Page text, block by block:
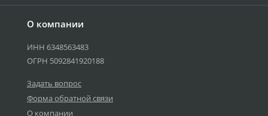
О компании
ИНН 6348563483
ОГРН 5092841920188
Задать вопрос
Форма обратной связи
О компании